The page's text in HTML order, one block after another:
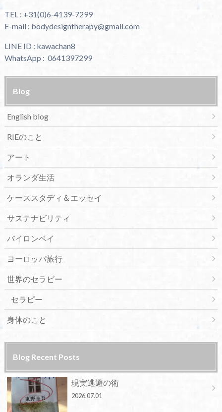
TEL : +31(0)6-4139-7299
E-mail : bodydesigntherapy@gmail.com
LINE ID : kawachan8
WhatsApp : 0641397299
Blog
English blog
RIEのこと
アート
オランダ生活
ケーススタディ＆エッセイ
サステナビリティ
バイロンベイ
ヨーロッパ旅行
世界のセラピー
セラピー
身体のこと
Blog Recent Posts
現実逃避の術
2026.07.01